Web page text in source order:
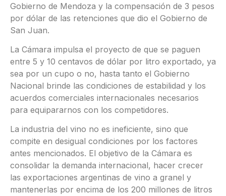
Gobierno de Mendoza y la compensación de 3 pesos
por dólar de las retenciones que dio el Gobierno de
San Juan.
La Cámara impulsa el proyecto de que se paguen
entre 5 y 10 centavos de dólar por litro exportado, ya
sea por un cupo o no, hasta tanto el Gobierno
Nacional brinde las condiciones de estabilidad y los
acuerdos comerciales internacionales necesarios
para equipararnos con los competidores.
La industria del vino no es ineficiente, sino que
compite en desigual condiciones por los factores
antes mencionados. El objetivo de la Cámara es
consolidar la demanda internacional, hacer crecer
las exportaciones argentinas de vino a granel y
mantenerlas por encima de los 200 millones de litros